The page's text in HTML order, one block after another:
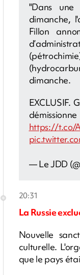
"Dans
dimanche,
Fillon
dimanche.
EXCLUSIF.
https://t.co/
— Le JDD
20:31
La Russie
Nouvelle
culturelle.
que le pays